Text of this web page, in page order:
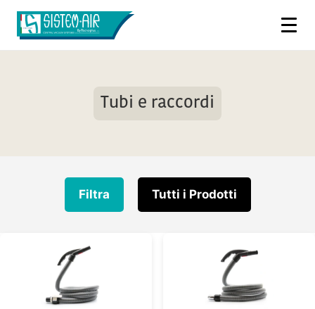
Tubi e raccordi
Filtra Tutti i Prodotti